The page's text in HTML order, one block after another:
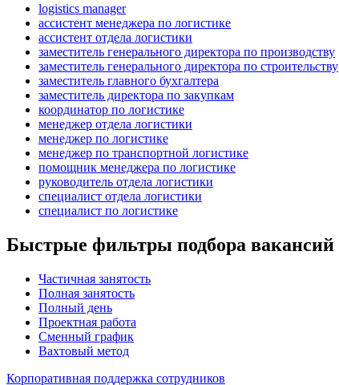
logistics manager
ассистент менеджера по логистике
ассистент отдела логистики
заместитель генерального директора по производству
заместитель генерального директора по строительству
заместитель главного бухгалтера
заместитель директора по закупкам
координатор по логистике
менеджер отдела логистики
менеджер по логистике
менеджер по транспортной логистике
помощник менеджера по логистике
руководитель отдела логистики
специалист отдела логистики
специалист по логистике
Быстрые фильтры подбора вакансий
Частичная занятость
Полная занятость
Полный день
Проектная работа
Сменный график
Вахтовый метод
Корпоративная поддержка сотрудников